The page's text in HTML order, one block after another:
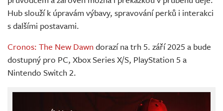
Hub slouží k úpravám výbavy, spravování perků i interakci
s dalšími postavami.
Cronos: The New Dawn dorazí na trh 5. září 2025 a bude
dostupný pro PC, Xbox Series X/S, PlayStation 5 a
Nintendo Switch 2.